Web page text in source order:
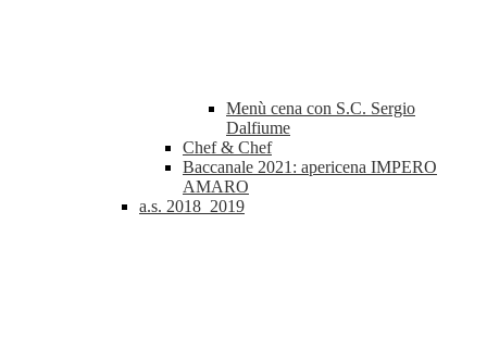
Menù cena con S.C. Sergio
Dalfiume
Chef & Chef
Baccanale 2021: apericena IMPERO
AMARO
a.s. 2018_2019